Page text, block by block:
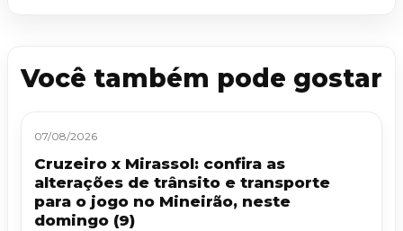
Você também pode gostar
07/08/2026
Cruzeiro x Mirassol: confira as
alterações de trânsito e transporte
para o jogo no Mineirão, neste
domingo (9)